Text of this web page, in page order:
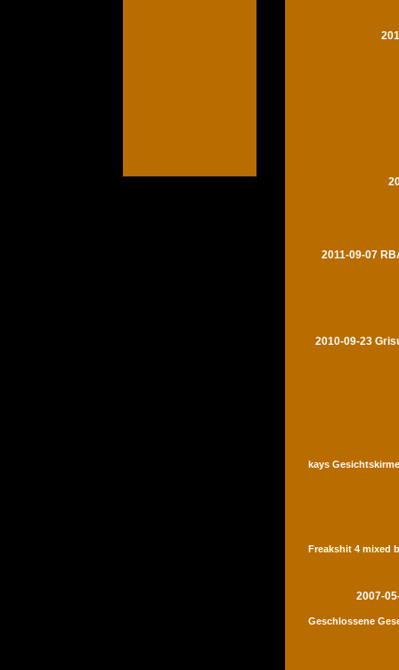
2011-09-07
2010-09-23
kays
Freakshit 4 mixed
2007-
Geschlossene